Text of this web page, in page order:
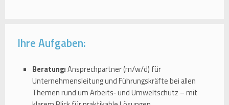
Ihre Aufgaben:
Beratung:Ansprechpartner (m/w/d) für
Unternehmensleitung und Führungskräfte bei allen
Themen rund um Arbeits‑ und Umweltschutz – mit